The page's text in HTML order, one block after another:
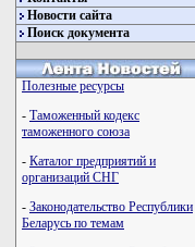
Новости сайта
Поиск документа
Полезные ресурсы
- Таможенный кодекс
таможенного союза
- Каталог предприятий и
организаций СНГ
- Законодательство Республики
Беларусь по темам